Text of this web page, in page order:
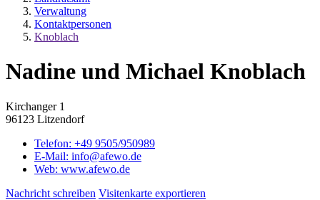
Verwaltung
Kontaktpersonen
Knoblach
Nadine und Michael Knoblach
Kirchanger 1
96123 Litzendorf
Telefon: +49 9505/950989
E-Mail: info@afewo.de
Web: www.afewo.de
Nachricht schreiben Visitenkarte exportieren